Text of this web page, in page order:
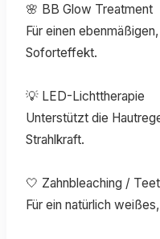
🌸 BB Glow Treatment
Für einen
Soforteffekt.
💡 LED-Lichttherapie
Unterstützt die
Strahlkraft.
🤍 Zahnbleaching /
Für ein natürlich